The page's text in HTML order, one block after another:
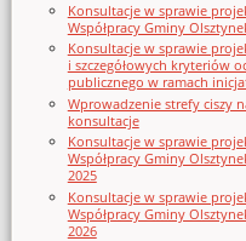
Konsultacje w sprawie
Współpracy Gminy
Konsultacje w sprawie
i szczegółowych kryteriów
publicznego w ramach
Wprowadzenie strefy ciszy
konsultacje
Konsultacje w sprawie
Współpracy Gminy
2025
Konsultacje w sprawie
Współpracy Gminy
2026